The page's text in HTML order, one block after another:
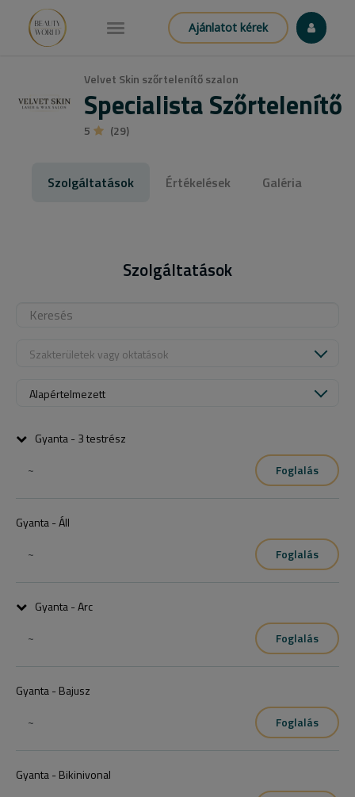
Ajánlatot kérek
Velvet Skin szőrtelenítő szalon
Specialista Szőrtelenítő
5 (29)
Szolgáltatások Értékelések Galéria
Szolgáltatások
Szakterületek vagy oktatások
Alapértelmezett
Gyanta - 3 testrész
~
Foglalás
Szabadon választható bármelyik 3 testrész
Gyanta - Áll
~
Foglalás
Gyanta - Arc
~
Foglalás
Teljes arc (pajesz, bajusz, áll)
Gyanta - Bajusz
~
Foglalás
Gyanta - Bikinivonal